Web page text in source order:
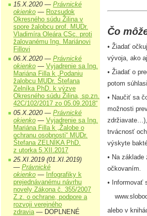
Čo
• Žiadať
vývoja, ako
• Žiadať o
potom
• Naučiť sa
možnosti
trvácnosť
výskyte
• Na
očkovaním.
• Informovať
alebo v
15.X.2020 — Právnické
okienko — Rozsudok
Okresného súdu Žilina v
spore žalobcu prof. MUDr.
Vladimíra Oleára CSc. proti
žalovanému Ing. Mariánovi
Fillovi
06.X.2020 — Právnické
okienko — Vyjadrenie sa Ing.
Mariána Filla k „Podaniu
žalobcu MUDr. Štefana
Zelníka PhD. k výzve
Okresného súdu Žilina, sp.zn.
42C/102/2017 zo 05.09.2018“
05.X.2020 — Právnické
okienko — Vyjadrenie sa Ing.
Mariána Filla k „Žalobe o
ochranu osobnosti“ MUDr.
Štefana ZELNÍKA PhD.
z utorka 5.XII.2017
25.XI.2019 (01.XI.2019)
— Právnické
okienko — Infografiky k
prejednávanému návrhu
novely Zákona č. 355/2007
Z.z. o ochrane, podpore a
rozvoji verejného
zdravia— DOPLNENÉ